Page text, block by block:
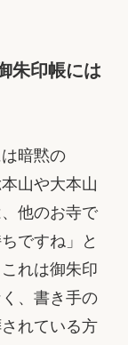
朱印帳には
暗黙の
山や大本山
他のお寺で
ですね」と
れは御朱印
、書き手の
れている方